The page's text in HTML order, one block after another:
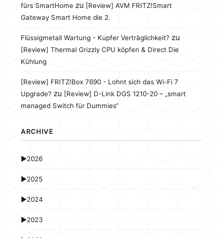
fürs SmartHome zu [Review] AVM FRITZ!Smart
Gateway Smart Home die 2.
Flüssigmetall Wartung - Kupfer Verträglichkeit? zu
[Review] Thermal Grizzly CPU köpfen & Direct Die
Kühlung
[Review] FRITZ!Box 7690 - Lohnt sich das Wi-Fi 7
Upgrade? zu [Review] D-Link DGS 1210-20 – „smart
managed Switch für Dummies“
ARCHIVE
►2026
►2025
►2024
►2023